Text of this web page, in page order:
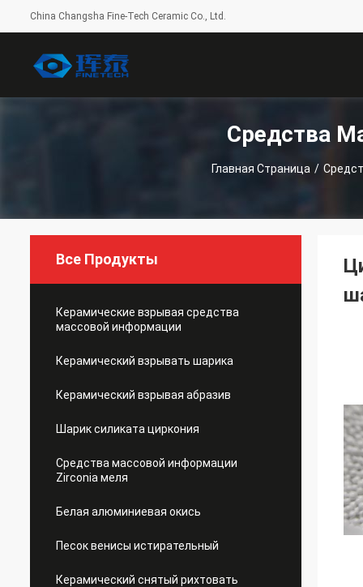
China Changsha Fine-Tech Ceramic Co., Ltd.
Средства
Главная Страница /
Все Продукты
Керамические взрывая средства
массовой информации
Керамический взрывать шарика
Керамический взрывая абразив
Шарик силиката циркония
Средства массовой информации
Zirconia меля
Белая алюминиевая окись
Песок венисы истирательный
Керамический снятый рихтовать